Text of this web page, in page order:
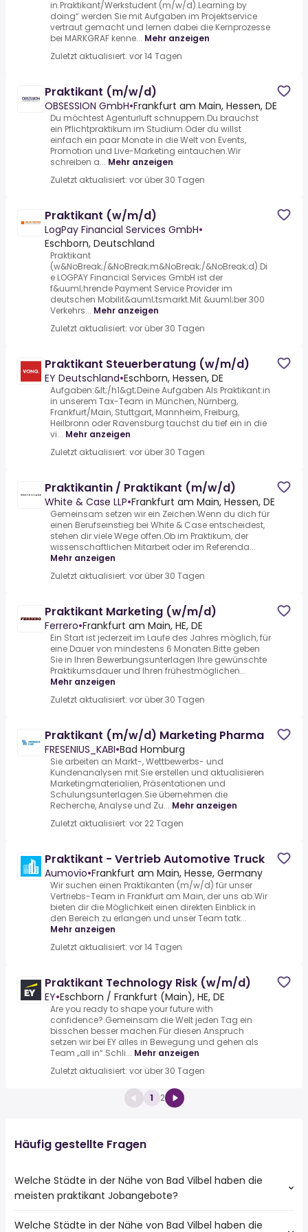
in.Praktikant/Werkstudent (m/w/d).Learning by
doing“ werden Sie mit Aufgaben im Projektservice
vertraut gemacht und lernen dabei die Kernprozesse
bei MARKGRAF kenne... Mehr anzeigen
Zuletzt aktualisiert: vor 14 Tagen
Praktikant (m/w/d)
OBSESSION GmbH•Frankfurt am Main, Hessen, DE
Du möchtest Agenturluft schnuppern.Du brauchst
ein Pflichtpraktikum im Studium.Oder du willst
einfach ein paar Monate in die Welt von Events,
Promotion und Live-Marketing eintauchen.Wir
schreiben a... Mehr anzeigen
Zuletzt aktualisiert: vor über 30 Tagen
Praktikant (w/m/d)
LogPay Financial Services GmbH•
Eschborn, Deutschland
Praktikant
(w&NoBreak;/&NoBreak;m&NoBreak;/&NoBreak;d).Di
e LOGPAY Financial Services GmbH ist der
f&uuml;hrende Payment Service Provider im
deutschen Mobilit&auml;tsmarkt.Mit &uuml;ber 300
Verkehrs... Mehr anzeigen
Zuletzt aktualisiert: vor über 30 Tagen
Praktikant Steuerberatung (w/m/d)
EY Deutschland•Eschborn, Hessen, DE
Aufgaben:&lt;/h1&gt;Deine Aufgaben Als Praktikant:in
in unserem Tax-Team in München, Nürnberg,
Frankfurt/Main, Stuttgart, Mannheim, Freiburg,
Heilbronn oder Ravensburg tauchst du tief ein in die
vi... Mehr anzeigen
Zuletzt aktualisiert: vor über 30 Tagen
Praktikantin / Praktikant (m/w/d)
White & Case LLP•Frankfurt am Main, Hessen, DE
Gemeinsam setzen wir ein Zeichen.Wenn du dich für
einen Berufseinstieg bei White & Case entscheidest,
stehen dir viele Wege offen.Ob im Praktikum, der
wissenschaftlichen Mitarbeit oder im Referenda...
Mehr anzeigen
Zuletzt aktualisiert: vor über 30 Tagen
Praktikant Marketing (w/m/d)
Ferrero•Frankfurt am Main, HE, DE
Ein Start ist jederzeit im Laufe des Jahres möglich, für
eine Dauer von mindestens 6 Monaten.Bitte geben
Sie in Ihren Bewerbungsunterlagen Ihre gewünschte
Praktikumsdauer und Ihren frühestmöglichen...
Mehr anzeigen
Zuletzt aktualisiert: vor über 30 Tagen
Praktikant (m/w/d) Marketing Pharma
FRESENIUS_KABI•Bad Homburg
Sie arbeiten an Markt-, Wettbewerbs- und
Kundenanalysen mit.Sie erstellen und aktualisieren
Marketingmaterialien, Präsentationen und
Schulungsunterlagen.Sie übernehmen die
Recherche, Analyse und Zu... Mehr anzeigen
Zuletzt aktualisiert: vor 22 Tagen
Praktikant - Vertrieb Automotive Truck
Aumovio•Frankfurt am Main, Hesse, Germany
Wir suchen einen Praktikanten (m/w/d) für unser
Vertriebs-Team in Frankfurt am Main, der uns ab.Wir
bieten dir die Möglichkeit einen direkten Einblick in
den Bereich zu erlangen und unser Team tatk...
Mehr anzeigen
Zuletzt aktualisiert: vor 14 Tagen
Praktikant Technology Risk (w/m/d)
EY•Eschborn / Frankfurt (Main), HE, DE
Are you ready to shape your future with
confidence?.Gemeinsam die Welt jeden Tag ein
bisschen besser machen.Für diesen Anspruch
setzen wir bei EY alles in Bewegung und gehen als
Team „all in“.Schli... Mehr anzeigen
Zuletzt aktualisiert: vor über 30 Tagen
1 2
Häufig gestellte Fragen
Welche Städte in der Nähe von Bad Vilbel haben die
meisten praktikant Jobangebote?
Städte in der Nähe von Bad Vilbel mit den meisten
Welche Städte in der Nähe von Bad Vilbel haben die